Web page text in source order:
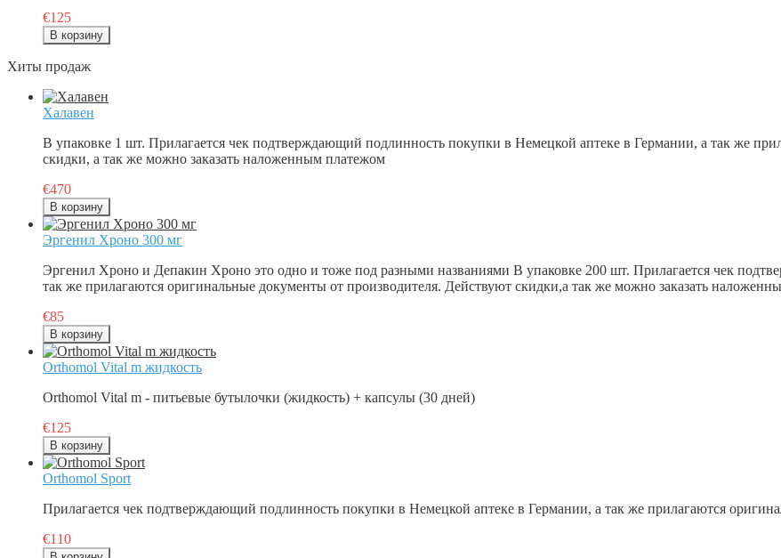
€125
Хиты продаж
Халавен
В упаковке 1 шт. Прилагается чек подтверждающий подлинность покупки в Немецкой аптеке в Германии, а так же
скидки, а так же можно заказать наложенным платежом
€470
Эргенил Хроно 300 мг
Эргенил Хроно и Депакин Хроно это одно и тоже под разными названиями В упаковке 200 шт. Прилагается чек
так же прилагаются оригинальные документы от производителя. Действуют скидки,а так же можно заказать
€85
Orthomol Vital m жидкость
Orthomol Vital m - питьевые бутылочки (жидкость) + капсулы (30 дней)
€125
Orthomol Sport
Прилагается чек подтверждающий подлинность покупки в Немецкой аптеке в Германии, а так же прилагаются
€110